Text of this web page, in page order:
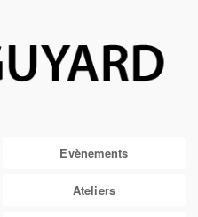
Evènements
Ateliers